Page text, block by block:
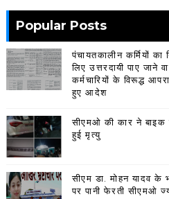
Popular Posts
पंचायतकालीन कर्मियों
लिए उत्तरदायी पाए जाने
कर्मचारियों के विरूद्ध
हुए आदेश
सीएमओ की कार ने बाइक
हुई मृत्यु
सीएम डा. मोहन यादव
पर पानी फेरती सीएमओ